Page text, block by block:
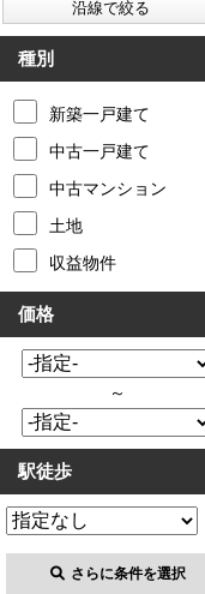
種別
新築一戸建て
中古一戸建て
中古マンション
土地
収益物件
価格
～
駅徒歩
さらに条件を選択